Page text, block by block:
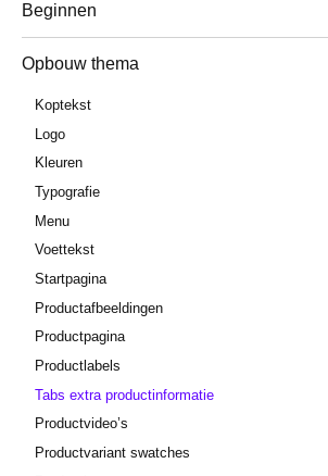
Beginnen
Opbouw thema
Koptekst
Logo
Kleuren
Typografie
Menu
Voettekst
Startpagina
Productafbeeldingen
Productpagina
Productlabels
Tabs extra productinformatie
Productvideo’s
Productvariant swatches